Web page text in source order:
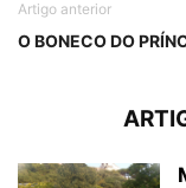
Artigo anterior
O BONECO DO